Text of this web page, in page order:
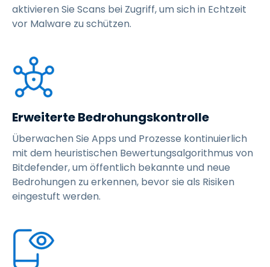
aktivieren Sie Scans bei Zugriff, um sich in Echtzeit
vor Malware zu schützen.
Erweiterte Bedrohungskontrolle
Überwachen Sie Apps und Prozesse kontinuierlich
mit dem heuristischen Bewertungsalgorithmus von
Bitdefender, um öffentlich bekannte und neue
Bedrohungen zu erkennen, bevor sie als Risiken
eingestuft werden.